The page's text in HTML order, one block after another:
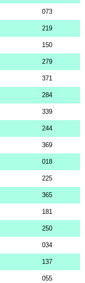
073
219
150
279
371
284
339
244
369
018
225
365
181
250
034
137
055